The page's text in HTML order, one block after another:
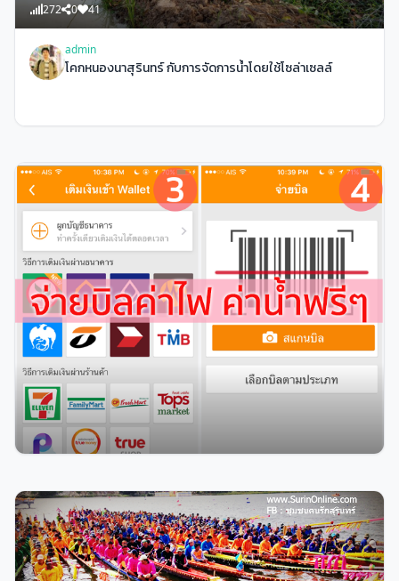
272 0 41
admin
โคกหนองนาสุรินทร์ กับการจัดการน้ำโดยใช้โซล่าเซลล์
admin
จ่าย ค่าน้ำ-ค่าไฟ ฟรีง่ายๆด้วยมือถือ